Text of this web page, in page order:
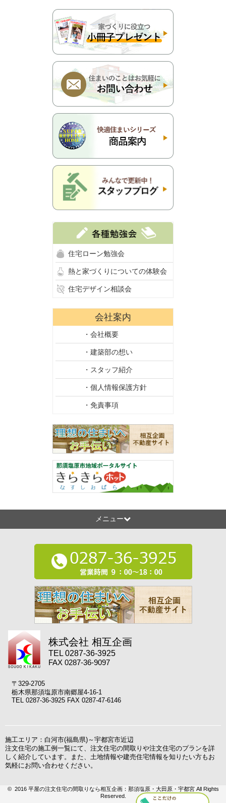
住宅ローン勉強会
熱と家づくりについての体験会
住宅デザイン相談会
会社案内
・会社概要
・建築部の想い
・スタッフ紹介
・個人情報保護方針
・免責事項
メニュー
株式会社 相互企画
TEL 0287-36-3925
FAX 0287-36-9097
〒329-2705
栃木県那須塩原市南郷屋4-16-1
TEL 0287-36-3925 FAX 0287-47-6146
施工エリア：白河市(福島県)～宇都宮市近辺
注文住宅の施工例一覧にて、注文住宅の間取りや注文住宅のプランを詳
しく紹介しています。また、土地情報や建売住宅情報を知りたい方もお
気軽にお問い合わせください。
© 2016 平屋の注文住宅の間取りなら相互企画：那須塩原・大田原・宇都宮 All Rights
Reserved.